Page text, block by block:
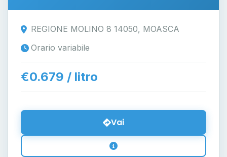
REGIONE MOLINO 8 14050, MOASCA
Orario variabile
€0.679 / litro
Vai